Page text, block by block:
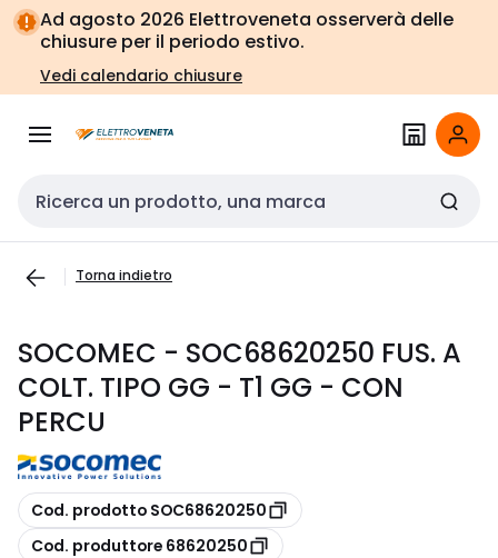
Vai alla
navigazione
Vai
alla
pagina
Ad agosto 2026 Elettroveneta osserverà delle
chiusure per il periodo estivo.
Vedi calendario chiusure
Cerca input
Torna indietro
SOCOMEC - SOC68620250 FUS. A
COLT. TIPO GG - T1 GG - CON
PERCU
copia
Cod. prodotto SOC68620250
copia
Cod. produttore 68620250